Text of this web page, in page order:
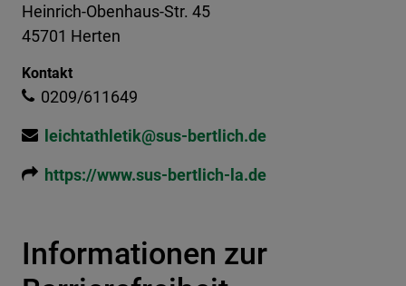
Heinrich-Obenhaus-Str. 45
45701 Herten
Kontakt
0209/611649
leichtathletik@sus-bertlich.de
https://www.sus-bertlich-la.de
Informationen zur